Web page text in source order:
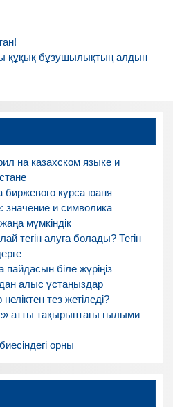
құқық бұзушылықтың алдын
на казахском языке и
биржевого курса юаня
значение и символика
мүмкіндік
тегін алуға болады? Тегін
біле жүріңіз
алыс ұстаңыздар
тез жетіледі?
атты тақырыптағы ғылыми
орны